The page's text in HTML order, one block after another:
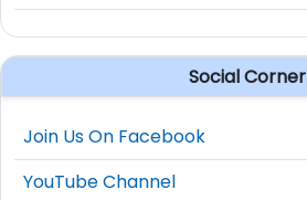
Social Corner
Join Us On Facebook
YouTube Channel